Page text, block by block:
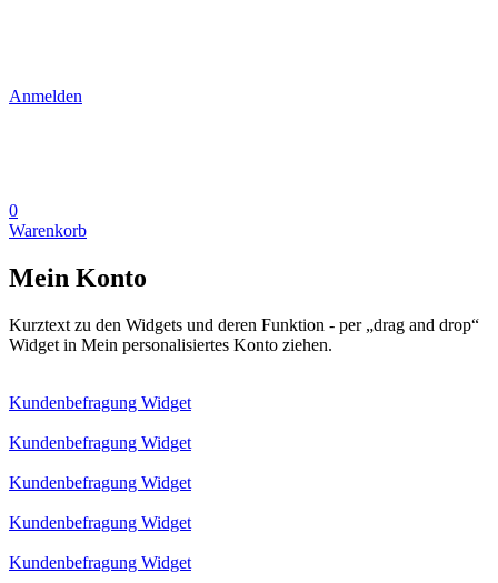
Anmelden
0
Warenkorb
Mein Konto
Kurztext zu den Widgets und deren Funktion - per „drag and drop“
Widget in Mein personalisiertes Konto ziehen.
Kundenbefragung Widget
Kundenbefragung Widget
Kundenbefragung Widget
Kundenbefragung Widget
Kundenbefragung Widget